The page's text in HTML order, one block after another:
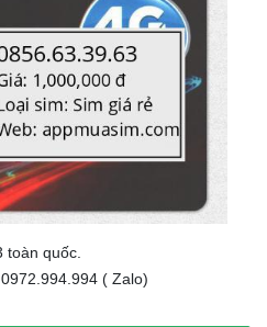
toàn quốc.
( Zalo)